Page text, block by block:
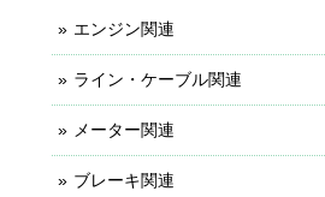
エンジン関連
ライン・ケーブル関連
メーター関連
ブレーキ関連